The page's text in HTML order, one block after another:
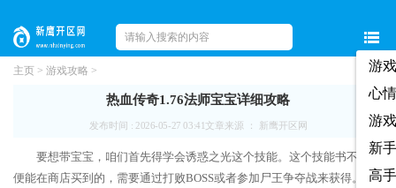
游
心
游
新
高
主页 > 游戏攻略 >
热血传奇1.76法师宝宝详细攻略
发布时间 : 2026-05-27 03:41 文章来源 ： 新鹰开区网
要想带宝宝，咱们首先得学会诱惑之光这个技能。这个技能书不是随
便能在商店买到的，需要通过打败BOSS或者参加尸王争夺战来获得。一